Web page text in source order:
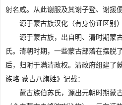
射名咸。从此谢服及其谢子登、谢援
源于蒙古族汉化（有身份证区别）
源于蒙古族，出自明、清时期蒙
氏。清朝时期，一些蒙古部落在摆脱
后，归附于满清政权。清政府组建了
族略·蒙古八旗姓》记载：
蒙古族伯苏氏，源出元朝时期蒙